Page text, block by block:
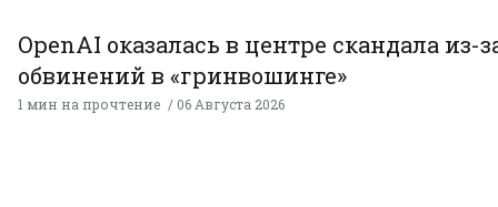
OpenAI оказалась в центре скандала из-
обвинений в «гринвошинге»
1 мин на прочтение 06 Августа 2026